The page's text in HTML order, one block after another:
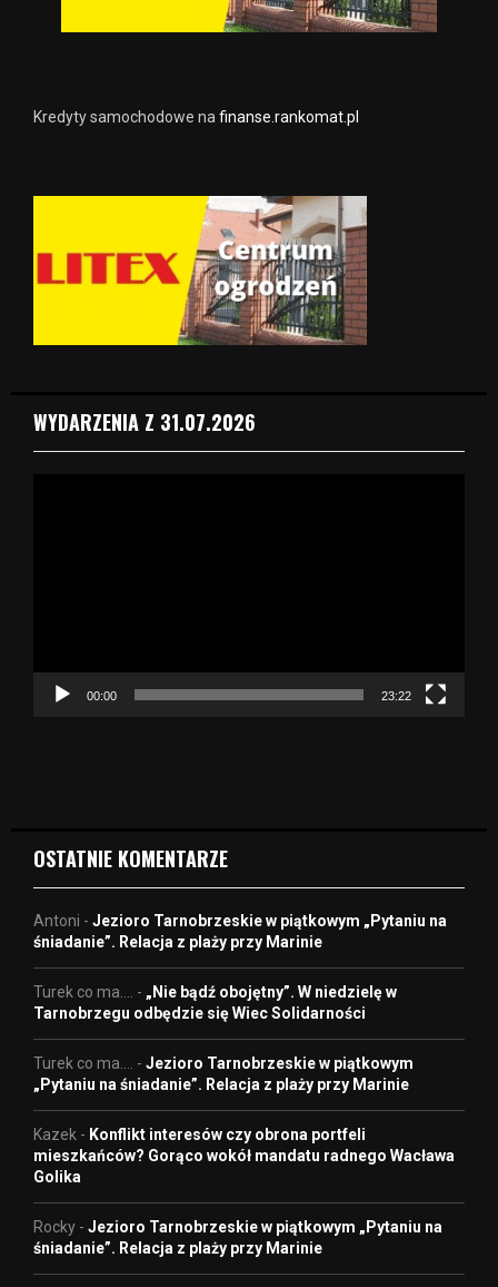
Kredyty samochodowe nafinanse.rankomat.pl
WYDARZENIA Z 31.07.2026
c
00:00 23:22
OSTATNIE KOMENTARZE
Antoni - Jezioro Tarnobrzeskie w piątkowym „Pytaniu na
śniadanie”. Relacja z plaży przy Marinie
Turek co ma.... - „Nie bądź obojętny”. W niedzielę w
Tarnobrzegu odbędzie się Wiec Solidarności
Turek co ma.... - Jezioro Tarnobrzeskie w piątkowym
„Pytaniu na śniadanie”. Relacja z plaży przy Marinie
Kazek - Konflikt interesów czy obrona portfeli
mieszkańców? Gorąco wokół mandatu radnego Wacława
Golika
Rocky - Jezioro Tarnobrzeskie w piątkowym „Pytaniu na
śniadanie”. Relacja z plaży przy Marinie